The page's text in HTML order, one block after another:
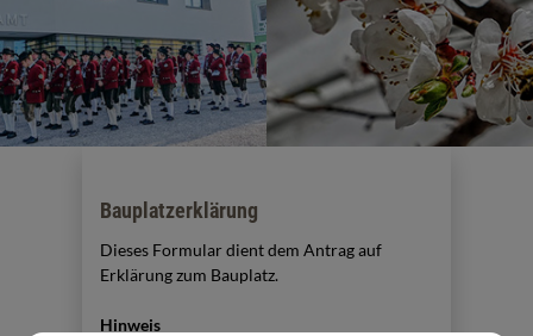
Bauplatzerklärung
Dieses Formular dient dem Antrag auf
Erklärung zum Bauplatz.
Hinweis